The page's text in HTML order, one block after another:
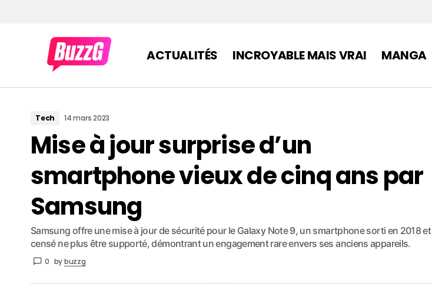
ACTUALITÉS INCROYABLE MAIS VRAI MANGA
Tech 14 mars 2023
Mise à jour surprise d’un
smartphone vieux de cinq ans par
Samsung
Samsung offre une mise à jour de sécurité pour le Galaxy Note 9, un smartphone sorti en 2018 et
censé ne plus être supporté, démontrant un engagement rare envers ses anciens appareils.
0 bybuzzg